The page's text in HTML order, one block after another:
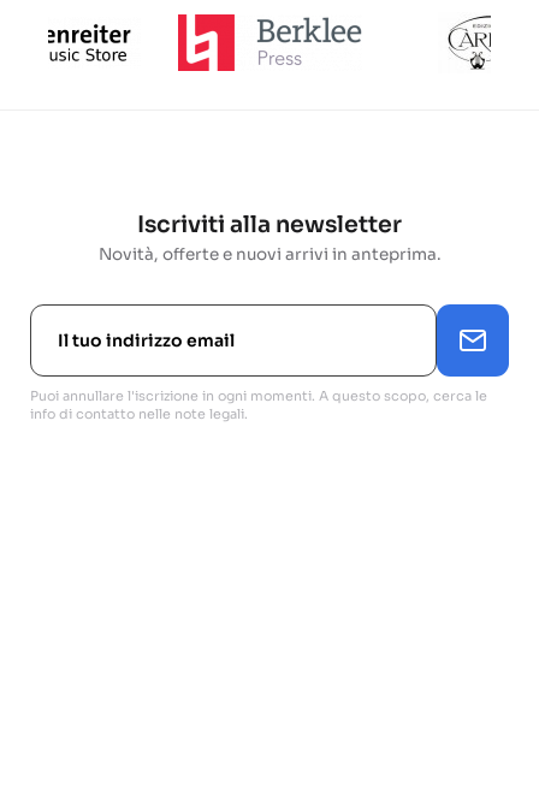
Iscriviti alla newsletter
Novità, offerte e nuovi arrivi in anteprima.
Puoi annullare l'iscrizione in ogni momenti. A questo scopo, cerca le
info di contatto nelle note legali.